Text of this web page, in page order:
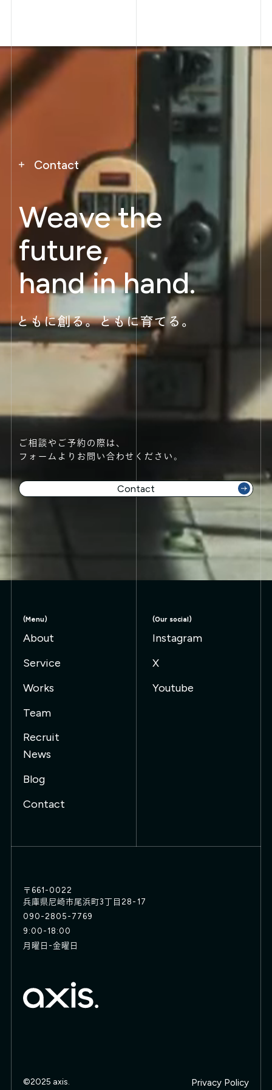
Contact
Weave the
future,
hand in hand.
ご相談やご予約の際は、
フォームよりお問い合わせください。
Contact
Contact 👉
Contact 👉
(Menu)
About
Service
Works
Team
Recruit
News
Blog
Contact
(Our social)
Instagram
X
Youtube
〒661-0022
兵庫県尼崎市尾浜町3丁目28-17
090-2805-7769
9:00-18:00
月曜日-金曜日
©2025 axis. Privacy Policy